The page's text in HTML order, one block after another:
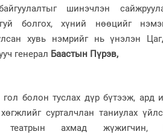
шинэчлэн
болгох, хүний нөөцийг
хувь нэмрийг нь үнэлэн
генерал Баастын Пүрэв,
болон туслах дүр бүтээж, ард
сурталчлан таниулах
театрын ахмад жүжигчин,